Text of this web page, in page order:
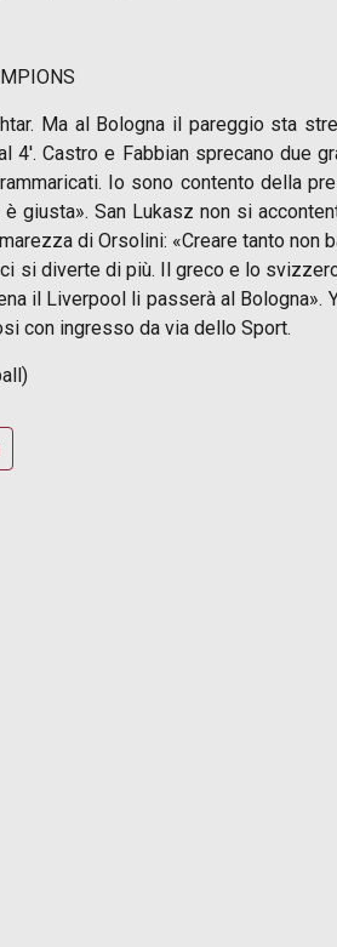
Ma al Bologna il pareggio sta
4′. Castro e Fabbian sprecano due
Io sono contento della
giusta». San Lukasz non si
di Orsolini: «Creare tanto non
si diverte di più. Il greco e lo
il Liverpool li passerà al Bologna».
con ingresso da via dello Sport.